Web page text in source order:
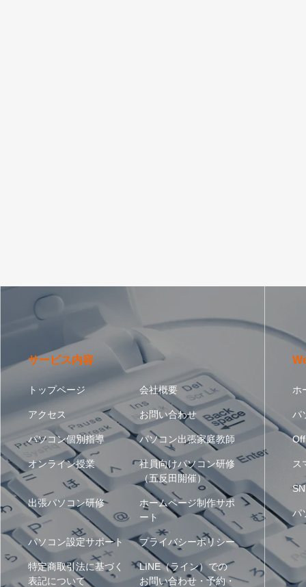
サービス内容
トップページ 会社概要
アクセス お問い合わせ
パソコン個別指導 パソコン出張家庭教師
オンライン授業
社員向けパソコン研修
（五反田開催）
出張パソコン研修
ホームページ制作サポ
ート
パソコン設定サポート プライバシーポリシー
特定商取引法に基づく
表記について
LINE（ライン）での
お問い合わせ・予約・
ホ
パ
ス
パ